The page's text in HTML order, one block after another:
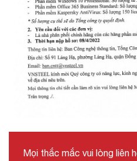
Mọi thắc mắc vui lòng liên